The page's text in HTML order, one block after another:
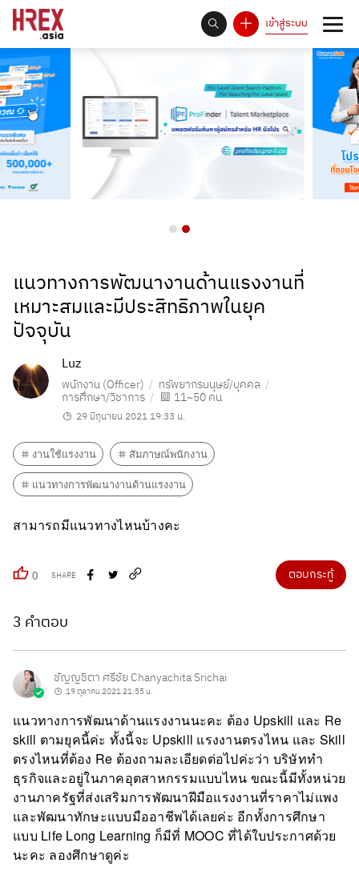
เข้าสู่ระบบ
93
แนวทางการพัฒนางานด้านแรงงานที่
เหมาะสมและมีประสิทธิภาพในยุค
ปัจจุบัน
Luz
พนักงาน (Officer) ทรัพยากรมนุษย์/บุคคล
การศึกษา/วิชาการ 11~50 คน
29 มิถุนายน 2021 19:33 น.
งานใช้แรงงาน
สัมภาษณ์พนักงาน
แนวทางการพัฒนางานด้านแรงงาน
สามารถมีแนวทางไหนบ้างคะ
0 SHARE ตอบกระทู้
3 คำตอบ
ชัญญชิตา ศรีชัย Chanyachita Srichai
19 ตุลาคม 2021 21:55 น.
แนวทางการพัฒนาด้านแรงงานนะคะ ต้อง Upskill และ Re
skill ตามยุคนี้ค่ะ ทั้งนี้จะ Upskill แรงงานตรงไหน และ Skill
ตรงไหนที่ต้อง Re ต้องถามละเอียดต่อไปค่ะว่า บริษัททำ
ธุรกิจและอยู่ในภาคอุตสาหกรรมแบบไหน ขณะนี้มีทั้งหน่วย
งานภาครัฐที่ส่งเสริมการพัฒนาฝีมือแรงงานที่ราคาไม่แพง
และพัฒนาทักษะแบบมืออาชีพได้เลยค่ะ อีกทั้งการศึกษา
แบบ Life Long Learning ก็มีที่ MOOC ที่ได้ใบประกาศด้วย
นะคะ ลองศึกษาดูค่ะ